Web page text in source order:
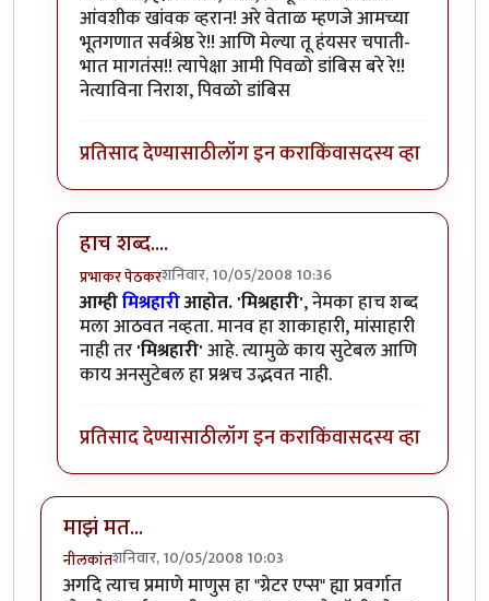
आंवशीक खांवक व्हरान! अरे वेताळ म्हणजे आमच्या
भूतगणात सर्वश्रेष्ठ रे!! आणि मेल्या तू हंयसर चपाती-
भात मागतंस!! त्यापेक्षा आमी पिवळो डांबिस बरे रे!!
नेत्याविना निराश, पिवळो डांबिस
प्रतिसाद देण्यासाठीलॉग इन कराकिंवासदस्य व्हा
हाच शब्द....
प्रभाकर पेठकरशनिवार, 10/05/2008 10:36
In reply toमस्त लिहिलेत प्रभाकर काका .byवेताळ
आम्हीमिश्रहारीआहोत.'मिश्रहारी', नेमका हाच शब्द
मला आठवत नव्हता. मानव हा शाकाहारी, मांसाहारी
नाही तर'मिश्रहारी'आहे. त्यामुळे काय सुटेबल आणि
काय अनसुटेबल हा प्रश्नच उद्भवत नाही.
प्रतिसाद देण्यासाठीलॉग इन कराकिंवासदस्य व्हा
माझं मत...
नीलकांतशनिवार, 10/05/2008 10:03
अगदि त्याच प्रमाणे माणुस हा "ग्रेटर एप्स" ह्या प्रवर्गात